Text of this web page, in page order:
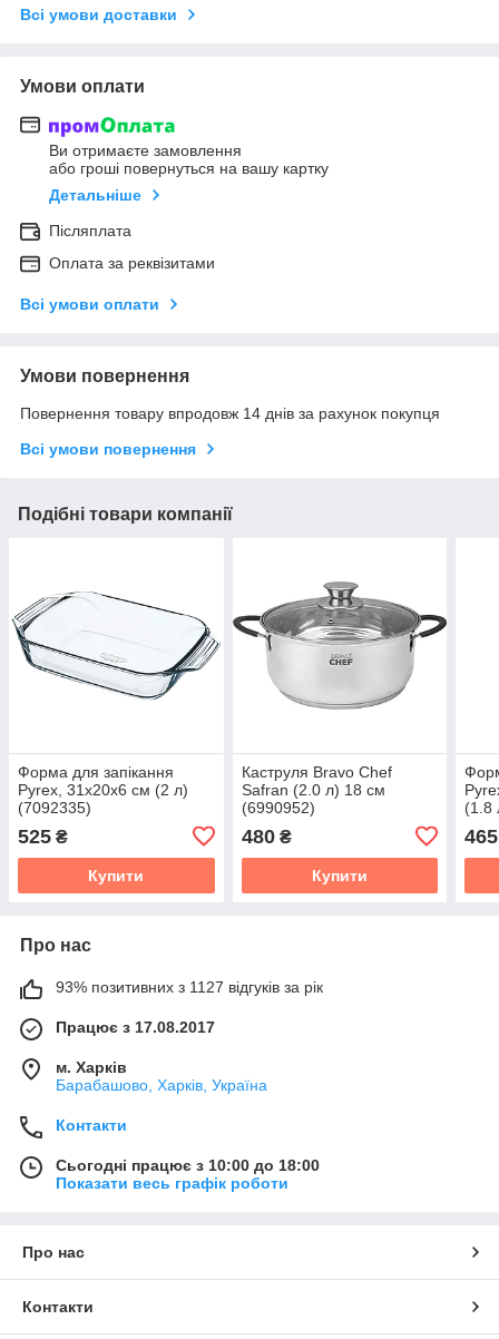
Всі умови доставки
Умови оплати
Ви отримаєте замовлення
або гроші повернуться на вашу картку
Детальніше
Післяплата
Оплата за реквізитами
Всі умови оплати
Умови повернення
Повернення товару впродовж 14 днів за рахунок покупця
Всі умови повернення
Подібні товари компанії
Форма для запікання
Pyrex, 31х20х6 см (2 л)
(7092335)
525 ₴
Купити
Каструля Bravo Chef
Safran (2.0 л) 18 см
(6990952)
480₴
Купити
(1.8
465
Про нас
93% позитивних з 1127 відгуків за рік
Працює з 17.08.2017
м. Харків
Барабашово, Харків, Україна
Контакти
Сьогодні працює з 10:00 до 18:00
Показати весь графік роботи
Про нас
Контакти